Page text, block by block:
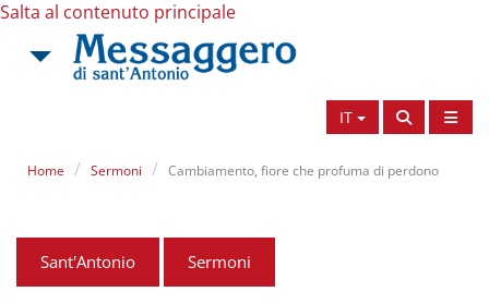
Salta al contenuto principale
IT
Home Sermoni Cambiamento, fiore che profuma di perdono
Sant'Antonio Sermoni